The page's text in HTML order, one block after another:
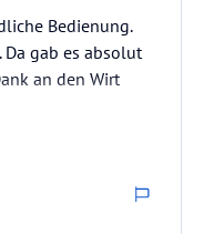
Bedienung.
gab es absolut
an den Wirt